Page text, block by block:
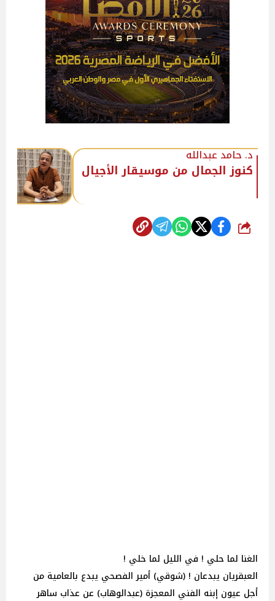
د. حامد عبدالله
كنوز الجمال من موسيقار الأجيال
شارك
الغنا لما حلي ! في الليل لما خلي !
العبقريان يبدعان ! (شوقي) أمير الفصحي يبدع بالعامية من
أجل عيون إبنه الفني المعجزة (عبدالوهاب) عن عذاب ساهر